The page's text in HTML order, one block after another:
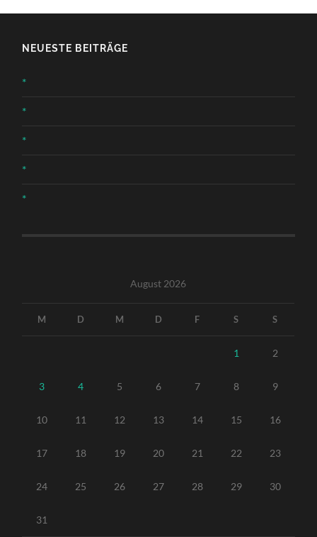
NEUESTE BEITRÄGE
*
*
*
*
*
August 2026
M D M D F S S
1 2
3 4 5 6 7 8 9
10 11 12 13 14 15 16
17 18 19 20 21 22 23
24 25 26 27 28 29 30
31